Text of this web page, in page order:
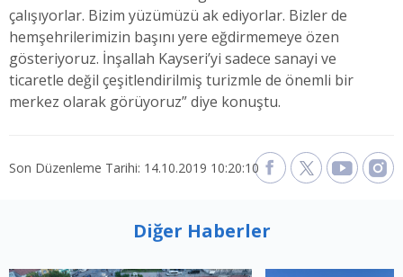
çalışıyorlar. Bizim yüzümüzü ak ediyorlar. Bizler de
hemşehrilerimizin başını yere eğdirmemeye özen
gösteriyoruz. İnşallah Kayseri’yi sadece sanayi ve
ticaretle değil çeşitlendirilmiş turizmle de önemli bir
merkez olarak görüyoruz” diye konuştu.
Son Düzenleme Tarihi: 14.10.2019 10:20:10
Diğer Haberler